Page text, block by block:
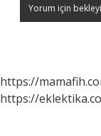
https://
https://